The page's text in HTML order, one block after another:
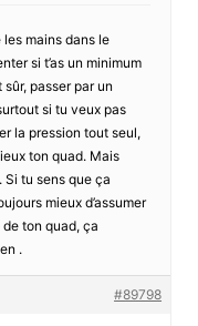
les mains dans le
si t’as un minimum
sûr, passer par un
si tu veux pas
la pression tout seul,
ton quad. Mais
Si tu sens que ça
mieux d’assumer
de ton quad, ça
.
#89798